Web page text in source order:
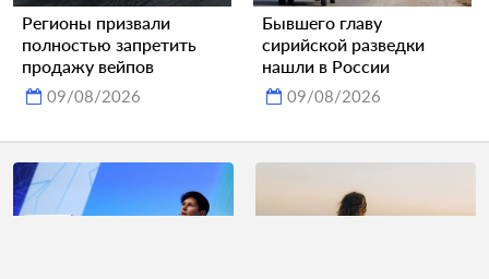
Регионы призвали
полностью запретить
продажу вейпов
09/08/2026
Бывшего главу
сирийской разведки
нашли в России
09/08/2026